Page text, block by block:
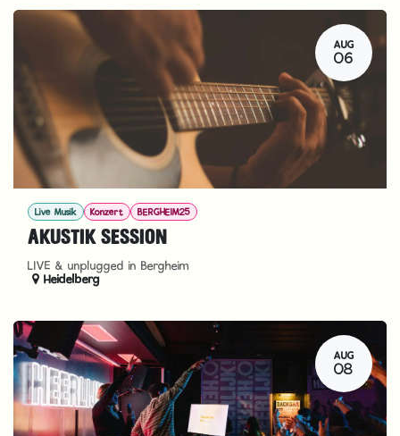
AUG
06
Live Musik Konzert BERGHEIM25
AKUSTIK SESSION
LIVE & unplugged in Bergheim
Heidelberg
AUG
08